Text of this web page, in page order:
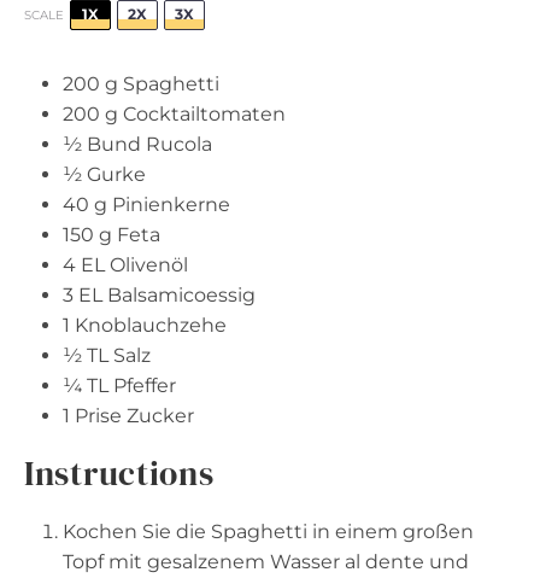
SCALE 1X 2X 3X
200 g Spaghetti
200 g Cocktailtomaten
½ Bund Rucola
½ Gurke
40 g Pinienkerne
150 g Feta
4 EL Olivenöl
3 EL Balsamicoessig
1 Knoblauchzehe
½ TL Salz
¼ TL Pfeffer
1 Prise Zucker
Instructions
Kochen Sie die Spaghetti in einem großen
Topf mit gesalzenem Wasser al dente und